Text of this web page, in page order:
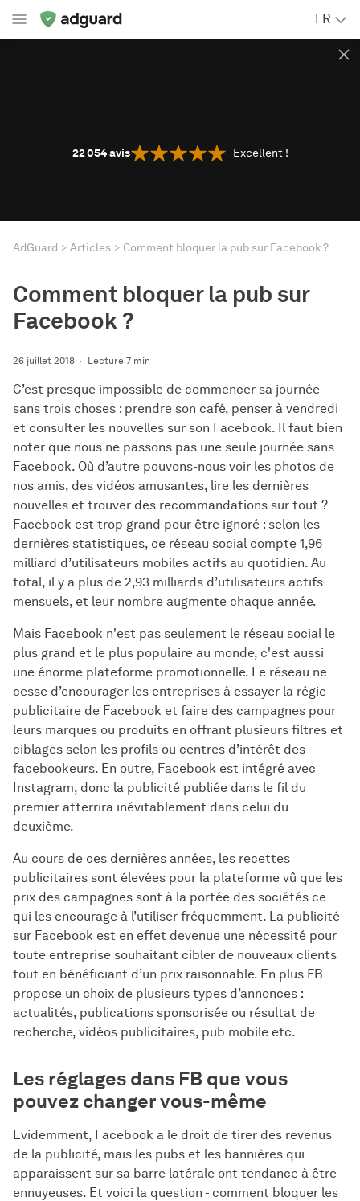
FR
22 054avis Excellent !
AdGuard Articles Comment bloquer la pub sur Facebook ?
Comment bloquer la pub sur
Facebook ?
26 juillet 2018 Lecture 7 min
C’est presque impossible de commencer sa journée
sans trois choses : prendre son café, penser à vendredi
et consulter les nouvelles sur son Facebook. Il faut bien
noter que nous ne passons pas une seule journée sans
Facebook. Où d’autre pouvons-nous voir les photos de
nos amis, des vidéos amusantes, lire les dernières
nouvelles et trouver des recommandations sur tout ?
Facebook est trop grand pour être ignoré : selon les
dernières statistiques, ce réseau social compte 1,96
milliard d’utilisateurs mobiles actifs au quotidien. Au
total, il y a plus de 2,93 milliards d’utilisateurs actifs
mensuels, et leur nombre augmente chaque année.
Mais Facebook n'est pas seulement le réseau social le
plus grand et le plus populaire au monde, c'est aussi
une énorme plateforme promotionnelle. Le réseau ne
cesse d’encourager les entreprises à essayer la régie
publicitaire de Facebook et faire des campagnes pour
leurs marques ou produits en offrant plusieurs filtres et
ciblages selon les profils ou centres d’intérêt des
facebookeurs. En outre, Facebook est intégré avec
Instagram, donc la publicité publiée dans le fil du
premier atterrira inévitablement dans celui du
deuxième.
Au cours de ces dernières années, les recettes
publicitaires sont élevées pour la plateforme vû que les
prix des campagnes sont à la portée des sociétés ce
qui les encourage à l’utiliser fréquemment. La publicité
sur Facebook est en effet devenue une nécessité pour
toute entreprise souhaitant cibler de nouveaux clients
tout en bénéficiant d’un prix raisonnable. En plus FB
propose un choix de plusieurs types d’annonces :
actualités, publications sponsorisée ou résultat de
recherche, vidéos publicitaires, pub mobile etc.
Les réglages dans FB que vous
pouvez changer vous-même
Evidemment, Facebook a le droit de tirer des revenus
de la publicité, mais les pubs et les bannières qui
apparaissent sur sa barre latérale ont tendance à être
ennuyeuses. Et voici la question - comment bloquer les